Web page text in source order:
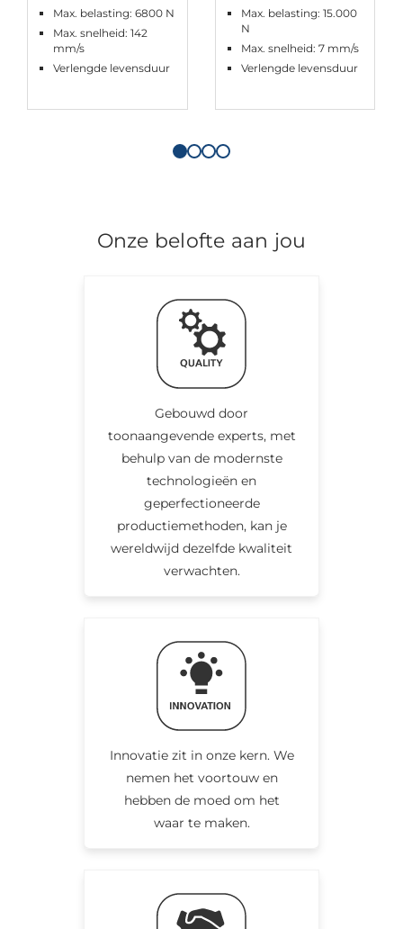
Max. belasting: 6800 N
Max. snelheid: 142
mm/s
Verlengde levensduur
Max. belasting: 15.000
N
Max. snelheid: 7 mm/s
Verlengde levensduur
Onze belofte aan jou
Gebouwd door
toonaangevende experts, met
behulp van de modernste
technologieën en
geperfectioneerde
productiemethoden, kan je
wereldwijd dezelfde kwaliteit
verwachten.
Innovatie zit in onze kern. We
nemen het voortouw en
hebben de moed om het
waar te maken.